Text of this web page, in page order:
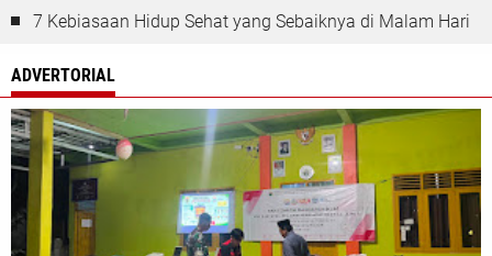
7 Kebiasaan Hidup Sehat yang Sebaiknya di Malam Hari
ADVERTORIAL